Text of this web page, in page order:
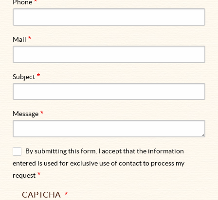
Phone
Mail
Subject
Message
By submitting this form, I accept that the information
entered is used for exclusive use of contact to process my
request
CAPTCHA